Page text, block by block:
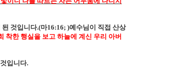
된 것입니다.(마16:16; )예수님이 직접 산상
착한 행실을 보고 하늘에 계신 우리 아버
입니다.